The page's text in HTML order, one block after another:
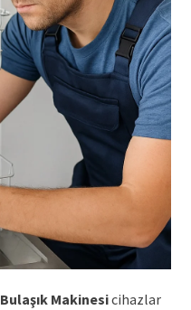
Bulaşık Makinesicihazlar